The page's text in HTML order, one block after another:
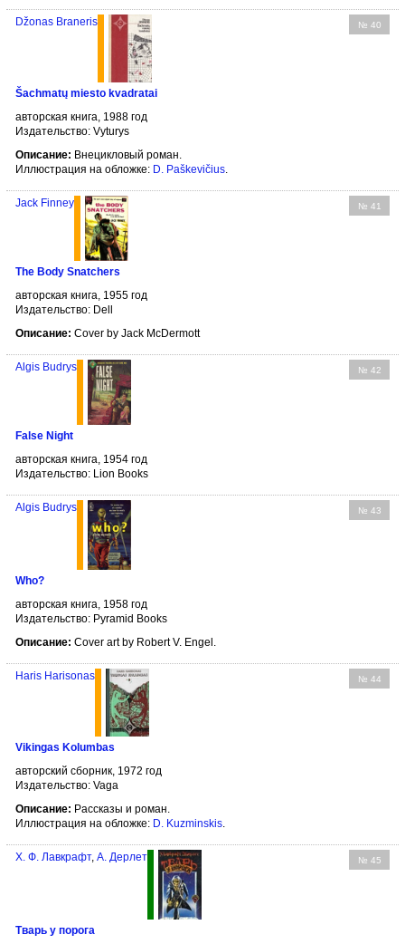
№ 40
Džonas Braneris
Šachmatų miesto kvadratai
авторская книга, 1988 год
Издательство: Vyturys
Описание: Внецикловый роман.
Иллюстрация на обложке: D. Paškevičius
№ 41
Jack Finney
The Body Snatchers
авторская книга, 1955 год
Издательство: Dell
Описание: Cover by Jack McDermott
№ 42
Algis Budrys
False Night
авторская книга, 1954 год
Издательство: Lion Books
№ 43
Algis Budrys
Who?
авторская книга, 1958 год
Издательство: Pyramid Books
Описание: Cover art by Robert V. Engel.
№ 44
Haris Harisonas
Vikingas Kolumbas
авторский сборник, 1972 год
Издательство: Vaga
Описание: Рассказы и роман.
Иллюстрация на обложке: D. Kuzminskis
№ 45
Х. Ф. Лавкрафт, А. Дерлет
Тварь у порога